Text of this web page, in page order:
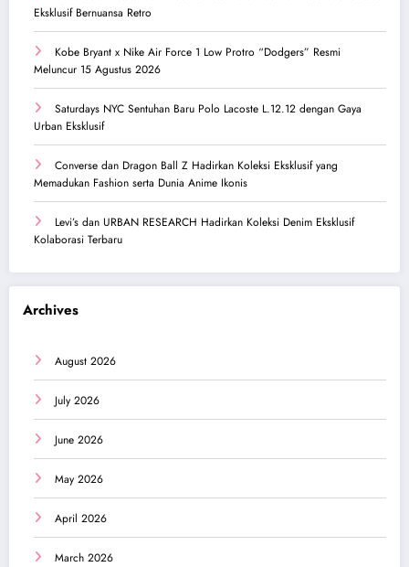
Eksklusif Bernuansa Retro
Kobe Bryant x Nike Air Force 1 Low Protro “Dodgers” Resmi
Meluncur 15 Agustus 2026
Saturdays NYC Sentuhan Baru Polo Lacoste L.12.12 dengan Gaya
Urban Eksklusif
Converse dan Dragon Ball Z Hadirkan Koleksi Eksklusif yang
Memadukan Fashion serta Dunia Anime Ikonis
Levi’s dan URBAN RESEARCH Hadirkan Koleksi Denim Eksklusif
Kolaborasi Terbaru
Archives
August 2026
July 2026
June 2026
May 2026
April 2026
March 2026